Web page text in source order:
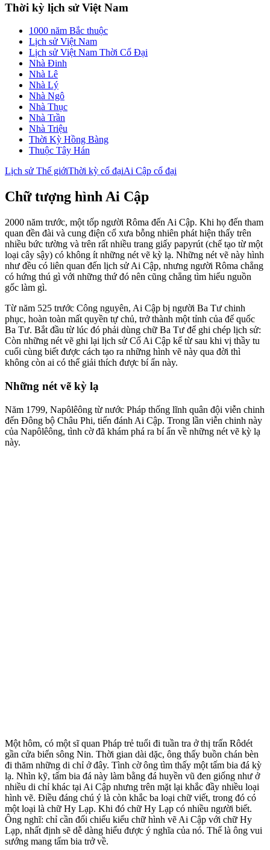
Thời kỳ lịch sử Việt Nam
1000 năm Bắc thuộc
Lịch sử Việt Nam
Lịch sử Việt Nam Thời Cổ Đại
Nhà Đinh
Nhà Lê
Nhà Lý
Nhà Ngô
Nhà Thục
Nhà Trần
Nhà Triệu
Thời Kỳ Hồng Bàng
Thuộc Tây Hán
Lịch sử Thế giớiThời kỳ cổ đạiAi Cập cổ đại
Chữ tượng hình Ai Cập
2000 năm trước, một tốp người Rôma đến Ai Cập. Khi họ đến tham
quan đền đài và cung điện cổ xưa bỗng nhiên phát hiện thấy trên
nhiều bức tường và trên rất nhiều trang giấy papyrút (chế tạo từ một
loại cây sậy) có không ít những nét vẽ kỳ lạ. Những nét vẽ này hình
như đều có liên quan đến lịch sử Ai Cập, nhưng người Rôma chẳng
có hứng thú gì với những thứ đó nên cũng chẳng tìm hiểu nguồn
gốc làm gì.
Từ năm 525 trước Công nguyên, Ai Cập bị người Ba Tư chinh
phục, hoàn toàn mất quyền tự chủ, trở thành một tỉnh của đế quốc
Ba Tư. Bắt đầu từ lúc đó phải dùng chữ Ba Tư để ghi chép lịch sử:
Còn những nét vẽ ghi lại lịch sử Cổ Ai Cập kể từ sau khi vị thầy tu
cuối cùng biết được cách tạo ra những hình vẽ này qua đời thì
không còn ai có thể giải thích được bí ẩn này.
Những nét vẽ kỳ lạ
Năm 1799, Napôlêông từ nước Pháp thống lĩnh quân đội viễn chinh
đến Đông bộ Châu Phi, tiến đánh Ai Cập. Trong lần viễn chinh này
của Napôlêông, tình cờ đã khám phá ra bí ẩn về những nét vẽ kỳ lạ
này.
Một hôm, có một sĩ quan Pháp trẻ tuổi đi tuần tra ở thị trấn Rôdét
gần cửa biển sông Nin. Thời gian dài dặc, ông thấy buồn chán bèn
đi thăm những di chỉ ở đây. Tình cờ ông tìm thấy một tấm bia đá kỳ
lạ. Nhìn kỹ, tấm bia đá này làm bằng đá huyền vũ đen giống như ở
nhiều di chỉ khác tại Ai Cập nhưng trên mặt lại khắc đầy nhiều loại
hình vẽ. Điều đáng chú ý là còn khắc ba loại chữ viết, trong đó có
một loại là chữ Hy Lạp. Khi đó chữ Hy Lạp có nhiều người biết.
Ông nghĩ: chỉ cần đối chiếu kiểu chữ hình vẽ Ai Cập với chữ Hy
Lạp, nhất định sẽ dễ dàng hiểu được ý nghĩa của nó. Thế là ông vui
sướng mang tấm bia trở về.